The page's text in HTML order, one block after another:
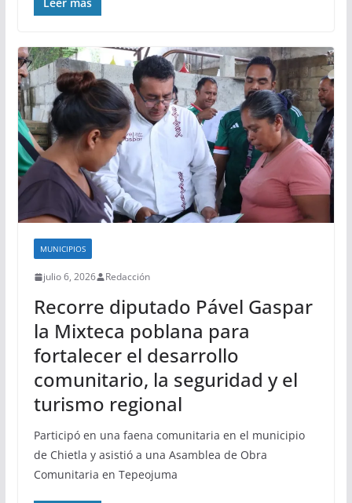
Leer más
MUNICIPIOS
julio 6, 2026 Redacción
Recorre diputado Pável Gaspar
la Mixteca poblana para
fortalecer el desarrollo
comunitario, la seguridad y el
turismo regional
Participó en una faena comunitaria en el municipio
de Chietla y asistió a una Asamblea de Obra
Comunitaria en Tepeojuma